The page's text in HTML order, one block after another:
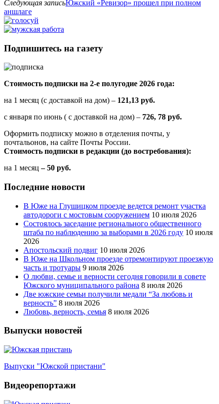
Следующая записьЮжский «Ревизор» прошел при полном
аншлаге
Подпишитесь на газету
Стоимость подписки на 2-е полугодие 2026 года:
на 1 месяц (с доставкой на дом) – 121,13 руб.
с января по июнь ( с доставкой на дом) – 726, 78 руб.
Оформить подписку можно в отделения почты, у
почтальонов, на сайте Почты России.
Стоимость подписки в редакции (до востребования):
на 1 месяц – 50 руб.
Последние новости
В Юже на Глушицком проезде ведется ремонт участка
автодороги с мостовым сооружением 10 июля 2026
Состоялось заседание регионального общественного
штаба по наблюдению за выборами в 2026 году 10 июля
2026
Апостольский подвиг 10 июля 2026
В Юже на Школьном проезде отремонтируют проезжую
часть и тротуары 9 июля 2026
О любви, семье и верности сегодня говорили в совете
Южского муниципального района 8 июля 2026
Две южские семьи получили медали “За любовь и
верность” 8 июля 2026
Любовь, верность, семья 8 июля 2026
Выпуски новостей
Выпуски "Южской пристани"
Видеорепортажи